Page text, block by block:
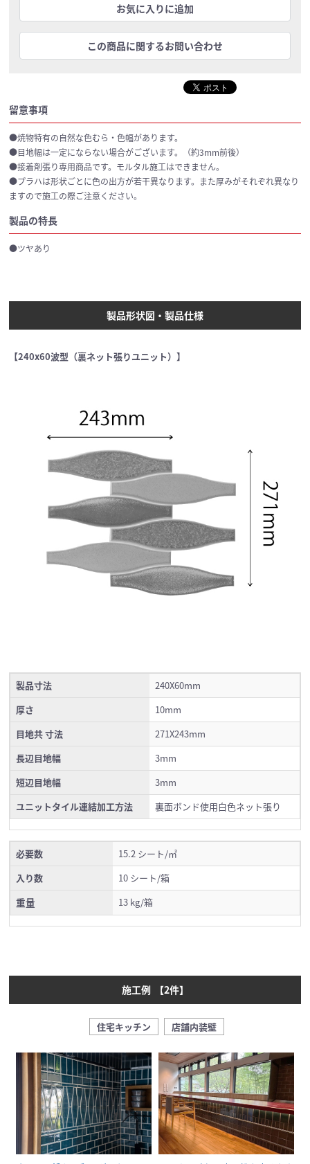
お気に入りに追加
この商品に関するお問い合わせ
留意事項
●焼物特有の自然な色むら・色幅があります。
●目地幅は一定にならない場合がございます。（約3mm前後）
●接着剤張り専用商品です。モルタル施工はできません。
●プラハは形状ごとに色の出方が若干異なります。また厚みがそれぞれ異なり
ますので施工の際ご注意ください。
製品の特長
●ツヤあり
製品形状図・製品仕様
【240x60波型（裏ネット張りユニット）】
製品寸法
240X60mm
厚さ
10mm
目地共 寸法
271X243mm
長辺目地幅
3mm
短辺目地幅
3mm
ユニットタイル連結加工方法
裏面ボンド使用白色ネット張り
必要数
15.2 シート/㎡
入り数
10 シート/箱
重量 13 kg/箱
施工例 【2件】
住宅キッチン 店舗内装壁